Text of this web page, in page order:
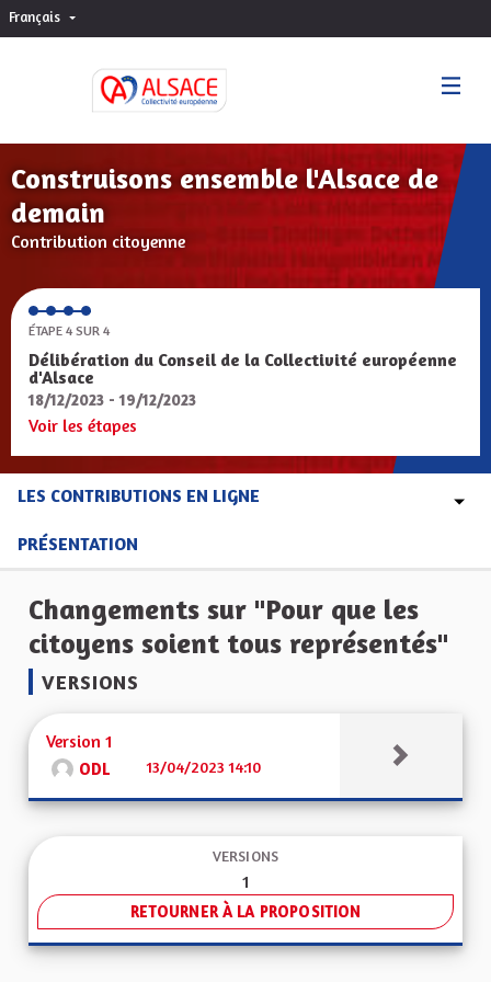
Français Choisir la langue
Construisons ensemble l'Alsace de
demain
Contribution citoyenne
ÉTAPE 4 SUR 4
Délibération du Conseil de la Collectivité européenne
d'Alsace
18/12/2023 - 19/12/2023
Voir les étapes
LES CONTRIBUTIONS EN LIGNE
PRÉSENTATION
Changements sur "Pour que les
citoyens soient tous représentés"
VERSIONS
Version 1
ODL 13/04/2023 14:10
VERSIONS
1
RETOURNER À LA PROPOSITION